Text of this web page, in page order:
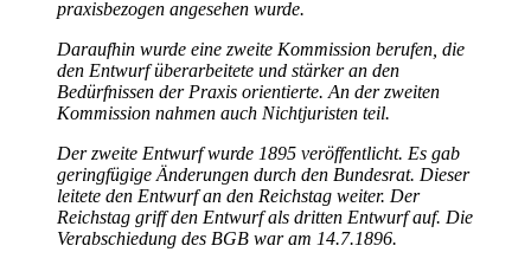
praxisbezogen angesehen wurde.
Daraufhin wurde eine zweite Kommission berufen, die
den Entwurf überarbeitete und stärker an den
Bedürfnissen der Praxis orientierte. An der zweiten
Kommission nahmen auch Nichtjuristen teil.
Der zweite Entwurf wurde 1895 veröffentlicht. Es gab
geringfügige Änderungen durch den Bundesrat. Dieser
leitete den Entwurf an den Reichstag weiter. Der
Reichstag griff den Entwurf als dritten Entwurf auf. Die
Verabschiedung des BGB war am 14.7.1896.